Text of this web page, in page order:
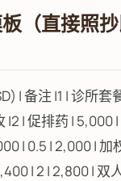
（直接照
| 备注 |1 | 诊所套
|2 | 促排药 | 5,000 |
| 0.5 | 2,000 | 加
| 2 | 2,800 | 双